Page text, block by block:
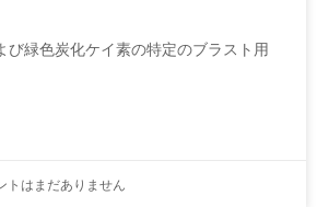
び緑色炭化ケイ素の特定のブラスト用
トはまだありません